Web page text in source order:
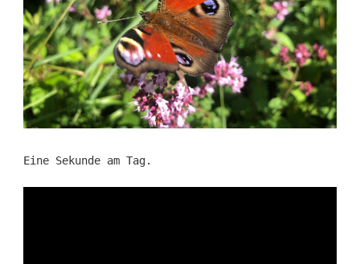
Eine Sekunde am Tag.